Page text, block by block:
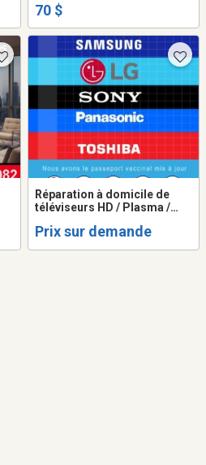
réparation à domicile. ✔
Réfrigérateurs toutes
marques ✔ Celliers
70 $
Réparation à domicile de
téléviseurs HD / Plasma /
Prix sur demande